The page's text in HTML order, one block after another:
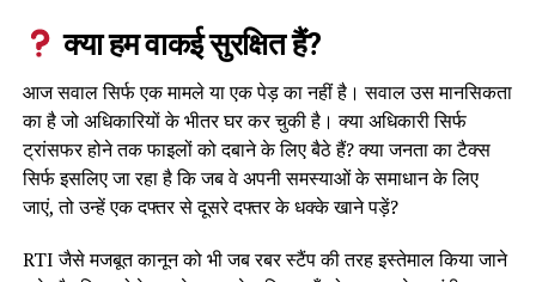
क्या हम वाकई सुरक्षित हैं?
आज सवाल सिर्फ एक मामले या एक पेड़ का नहीं है। सवाल उस मानसिकता
का है जो अधिकारियों के भीतर घर कर चुकी है। क्या अधिकारी सिर्फ
ट्रांसफर होने तक फाइलों को दबाने के लिए बैठे हैं? क्या जनता का टैक्स
सिर्फ इसलिए जा रहा है कि जब वे अपनी समस्याओं के समाधान के लिए
जाएं, तो उन्हें एक दफ्तर से दूसरे दफ्तर के धक्के खाने पड़ें?
RTI जैसे मजबूत कानून को भी जब रबर स्टैंप की तरह इस्तेमाल किया जाने